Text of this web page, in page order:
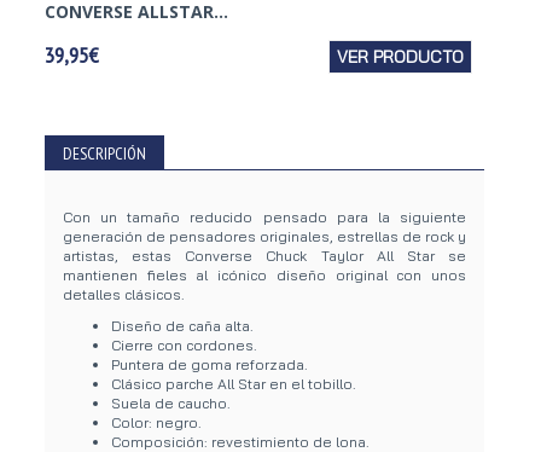
CONVERSE ALLSTAR...
39,95€ VER PRODUCTO
DESCRIPCIÓN
Con un tamaño reducido pensado para la siguiente
generación de pensadores originales, estrellas de rock y
artistas, estas Converse Chuck Taylor All Star se
mantienen fieles al icónico diseño original con unos
detalles clásicos.
Diseño de caña alta.
Cierre con cordones.
Puntera de goma reforzada.
Clásico parche All Star en el tobillo.
Suela de caucho.
Color: negro.
Composición: revestimiento de lona.